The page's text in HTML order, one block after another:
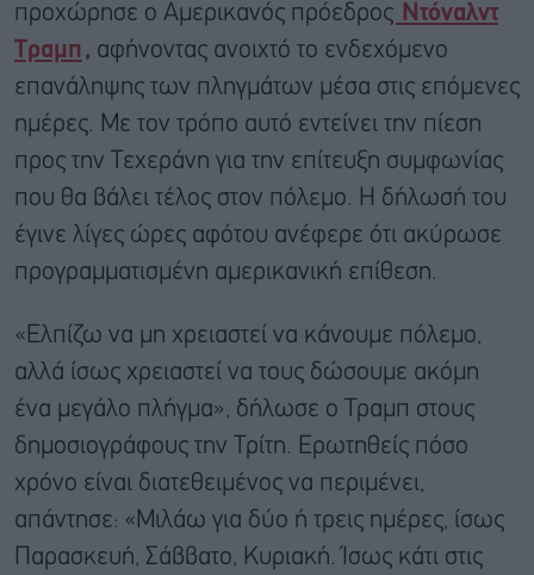
προχώρησε ο Αμερικανός πρόεδρος Ντόναλντ
Τραμπ , αφήνοντας ανοιχτό το ενδεχόμενο
επανάληψης των πληγμάτων μέσα στις επόμενες
ημέρες. Με τον τρόπο αυτό εντείνει την πίεση
προς την Τεχεράνη για την επίτευξη συμφωνίας
που θα βάλει τέλος στον πόλεμο. Η δήλωσή του
έγινε λίγες ώρες αφότου ανέφερε ότι ακύρωσε
προγραμματισμένη αμερικανική επίθεση.
«Ελπίζω να μη χρειαστεί να κάνουμε πόλεμο,
αλλά ίσως χρειαστεί να τους δώσουμε ακόμη
ένα μεγάλο πλήγμα», δήλωσε ο Τραμπ στους
δημοσιογράφους την Τρίτη. Ερωτηθείς πόσο
χρόνο είναι διατεθειμένος να περιμένει,
απάντησε: «Μιλάω για δύο ή τρεις ημέρες, ίσως
Παρασκευή, Σάββατο, Κυριακή. Ίσως κάτι στις